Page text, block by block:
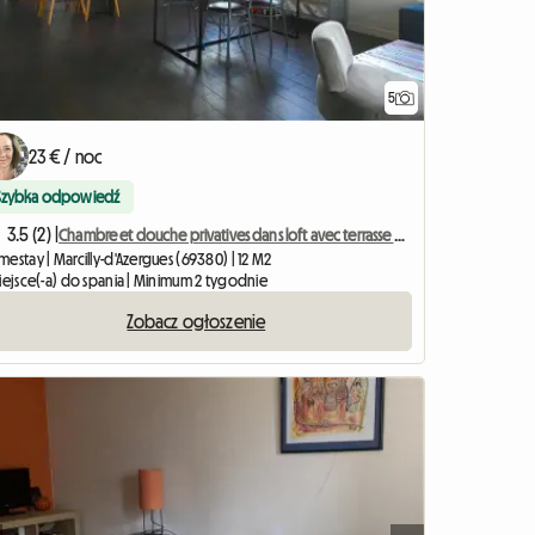
5
23 € / noc
odpowiedź
3.5 (2) |
Chambre et douche privatives dans loft avec terrasse 40 m2
| Marcilly-d'Azergues (69380) | 12 M2
a) do spania | Minimum 2 tygodnie
Zobacz ogłoszenie